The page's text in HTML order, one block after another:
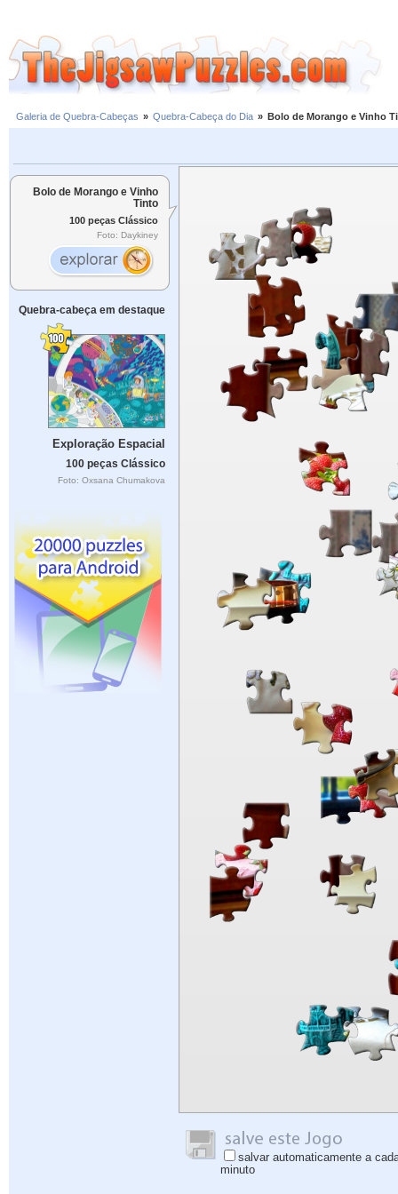
Galeria de Quebra-Cabeças » Quebra-Cabeça do Dia » Bolo de Morango e Vinho
Bolo de Morango e Vinho
Tinto
100 peças Clássico
Foto: Daykiney
Quebra-cabeça em destaque
Exploração Espacial
100 peças Clássico
Foto: Oxsana Chumakova
salvar automaticamente a
minuto